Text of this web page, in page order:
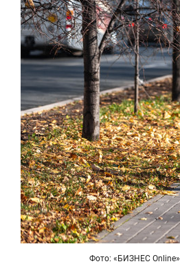
Фото: «БИЗНЕС Online»